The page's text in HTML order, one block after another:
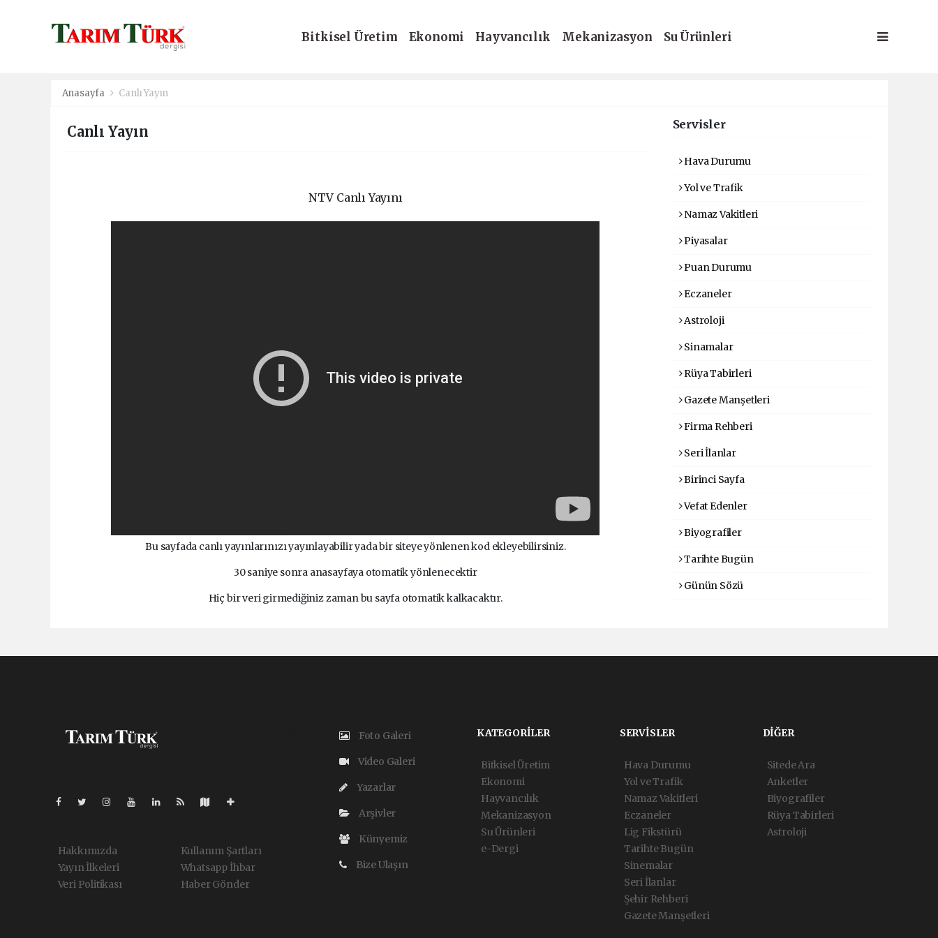
Bitkisel Üretim Ekonomi Hayvancılık Mekanizasyon
Su Ürünleri
Anasayfa Canlı Yayın
Canlı Yayın
NTV Canlı Yayını
Bu sayfada canlı yayınlarınızı yayınlayabilir yada bir siteye yönlenen kod ekleyebilirsiniz.
30 saniye sonra anasayfaya otomatik yönlenecektir
Hiç bir veri girmediğiniz zaman bu sayfa otomatik kalkacaktır.
Servisler
Hava Durumu
Yol ve Trafik
Namaz Vakitleri
Piyasalar
Puan Durumu
Eczaneler
Astroloji
Sinamalar
Rüya Tabirleri
Gazete Manşetleri
Firma Rehberi
Seri İlanlar
Birinci Sayfa
Vefat Edenler
Biyografiler
Tarihte Bugün
Günün Sözü
Hakkımızda
Yayın İlkeleri
Veri Politikası
Kullanım Şartları
Whatsapp İhbar
Haber Gönder
Foto Galeri
Video Galeri
Yazarlar
Arşivler
Künyemiz
Bize Ulaşın
KATEGORİLER
Bitkisel Üretim
Ekonomi
Hayvancılık
Mekanizasyon
Su Ürünleri
e-Dergi
SERVİSLER
Hava Durumu
Yol ve Trafik
Namaz Vakitleri
Eczaneler
Lig Fikstürü
Tarihte Bugün
Sinemalar
Seri İlanlar
Şehir Rehberi
Gazete Manşetleri
DİĞER
Sitede Ara
Anketler
Biyografiler
Rüya Tabirleri
Astroloji